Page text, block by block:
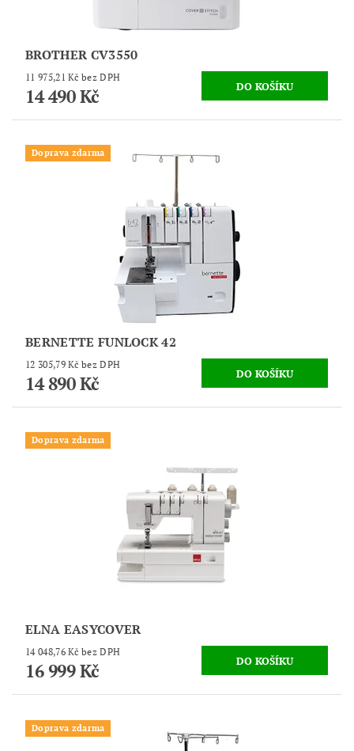
BROTHER CV3550
11 975,21 Kč bez DPH
14 490 Kč
Doprava zdarma
BERNETTE FUNLOCK 42
12 305,79 Kč bez DPH
14 890 Kč
Doprava zdarma
ELNA EASYCOVER
14 048,76 Kč bez DPH
16 999 Kč
Doprava zdarma